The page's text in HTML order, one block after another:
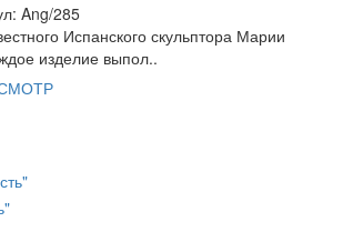
Ang/285
Испанского скульптора Марии
изделие выпол..